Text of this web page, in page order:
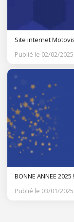
Site internet
Publié le 02/02/2025
BONNE ANNEE 2025 !
Publié le 03/01/2025